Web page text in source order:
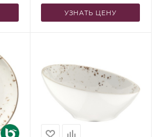
УЗНАТЬ ЦЕНУ